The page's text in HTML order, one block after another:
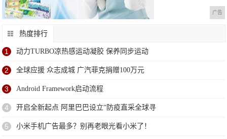
广告
热度排行
1 动力TURBO凉热感运动凝胶 保养同步运动
2 全球应援 众志成城 广汽菲克捐赠100万元
3 Android Framework启动流程
4 开启全新起点 阿里巴巴设立“防疫直采全球寻
5 小米手机广告最多？别再老眼光看小米了！